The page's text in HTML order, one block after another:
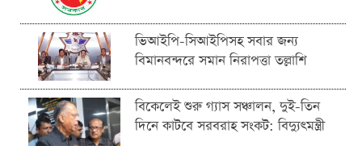
ভিআইপি-সিআইপিসহ সবার জন্য
বিমানবন্দরে সমান নিরাপত্তা তল্লাশি
বিকেলেই শুরু গ্যাস সঞ্চালন, দুই-তিন
দিনে কাটবে সরবরাহ সংকট: বিদ্যুৎমন্ত্রী